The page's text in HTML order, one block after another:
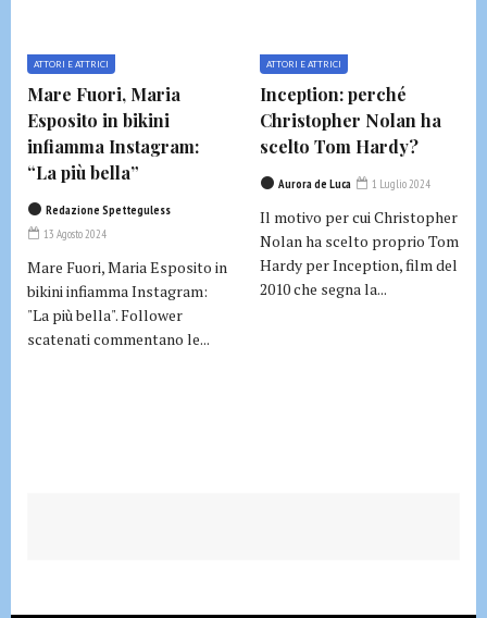
ATTORI E ATTRICI
Mare Fuori, Maria
Esposito in bikini
infiamma Instagram:
“La più bella”
Redazione Spetteguless
13 Agosto 2024
Mare Fuori, Maria Esposito in
bikini infiamma Instagram:
"La più bella". Follower
scatenati commentano le...
ATTORI E ATTRICI
Inception: perché
Christopher Nolan ha
scelto Tom Hardy?
Aurora de Luca 1 Luglio 2024
Il motivo per cui Christopher
Nolan ha scelto proprio Tom
Hardy per Inception, film del
2010 che segna la...